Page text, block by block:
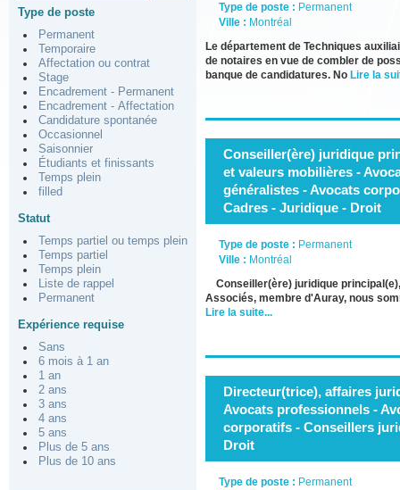
Type de poste
Permanent
Temporaire
Affectation ou contrat
Stage
Encadrement - Permanent
Encadrement - Affectation
Candidature spontanée
Occasionnel
Saisonnier
Étudiants et finissants
Temps plein
filled
Statut
Temps partiel ou temps plein
Temps partiel
Temps plein
Liste de rappel
Permanent
Expérience requise
Sans
6 mois à 1 an
1 an
2 ans
3 ans
4 ans
5 ans
Plus de 5 ans
Plus de 10 ans
Type de poste : Permanent
Ville : Montréal
Le département de Techniques
de notaires en vue de combler de
banque de candidatures. No Lire la
Conseiller(ère) juridique
et valeurs mobilières -
généralistes - Avocats
Cadres - Juridique - Droit
Type de poste : Permanent
Ville : Montréal
Conseiller(ère) juridique
Associés, membre d'Auray, nous
Lire la suite...
Directeur(trice), affaires
Avocats professionnels -
corporatifs - Conseillers
Droit
Type de poste : Permanent